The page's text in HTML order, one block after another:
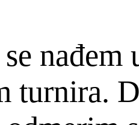
nađem
turnira.